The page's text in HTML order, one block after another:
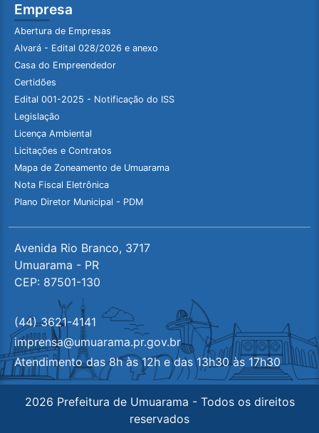
Empresa
Abertura de Empresas
Alvará - Edital 028/2026 e anexo
Casa do Empreendedor
Certidões
Edital 001-2025 - Notificação do ISS
Legislação
Licença Ambiental
Licitações e Contratos
Mapa de Zoneamento de Umuarama
Nota Fiscal Eletrônica
Plano Diretor Municipal - PDM
Avenida Rio Branco, 3717
Umuarama - PR
CEP: 87501-130
(44) 3621-4141
imprensa@umuarama.pr.gov.br
Atendimento das 8h às 12h e das 13h30 às 17h30
2026 Prefeitura de Umuarama - Todos os direitos
reservados